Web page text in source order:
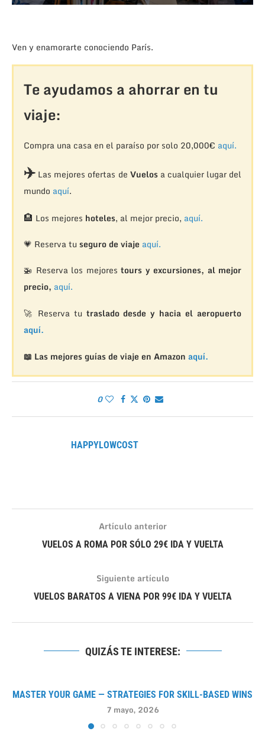
Ven y enamorarte conociendo París.
Te ayudamos a ahorrar en tu
viaje:
Compra una casa en el paraíso por solo 20,000€ aquí.
✈️Las mejores ofertas de Vuelosa cualquier lugar del
mundo aquí.
🏨 Los mejores hoteles, al mejor precio, aquí.
💗 Reserva tu seguro de viaje aquí.
🚁 Reserva los mejorestours y excursiones, al mejor
precio, aquí.
🚀 Reserva tu traslado desde y hacia el aeropuerto
aquí.
📖 Las mejores guías de viaje en Amazon aquí.
0
HAPPYLOWCOST
Artículo anterior
VUELOS A ROMA POR SÓLO 29€ IDA Y VUELTA
Siguiente artículo
VUELOS BARATOS A VIENA POR 99€ IDA Y VUELTA
QUIZÁS TE INTERESE:
MASTER YOUR GAME — STRATEGIES FOR SKILL-BASED WINS
7 mayo, 2026